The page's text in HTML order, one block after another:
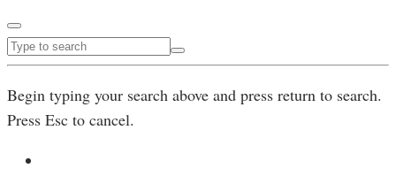
Begin typing your search above and press return to search.
Press Esc to cancel.